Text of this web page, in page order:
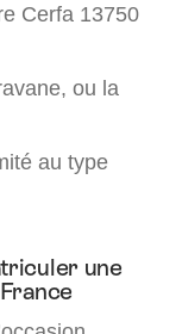
Cerfa 13750
ou la
au type
une